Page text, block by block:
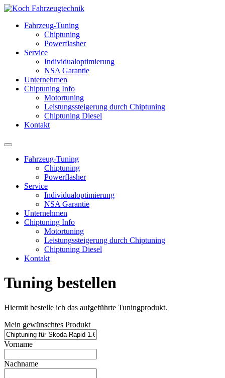
Fahrzeug-Tuning
Chiptuning
Powerflasher
Service
Individualoptimierung
NSA Garantie
Unternehmen
Chiptuning Info
Motortuning
Leistungssteigerung durch Chiptuning
Chiptuning Diesel
Kontakt
Fahrzeug-Tuning
Chiptuning
Powerflasher
Service
Individualoptimierung
NSA Garantie
Unternehmen
Chiptuning Info
Motortuning
Leistungssteigerung durch Chiptuning
Chiptuning Diesel
Kontakt
Tuning bestellen
Hiermit bestelle ich das aufgeführte Tuningprodukt.
Mein gewünschtes Produkt
Vorname
Nachname